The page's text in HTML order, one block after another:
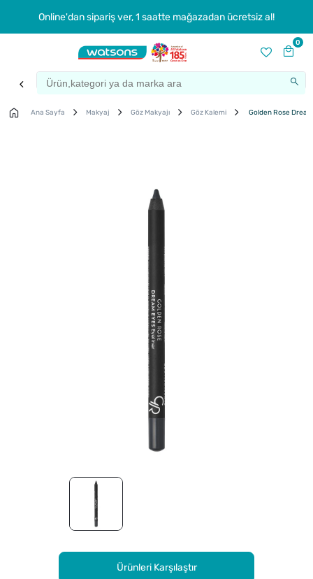
Online'dan sipariş ver, 1 saatte mağazadan ücretsiz al!
0
Ana Sayfa Makyaj Göz Makyajı Göz Kalemi Golden Rose
Ürünleri Karşılaştır